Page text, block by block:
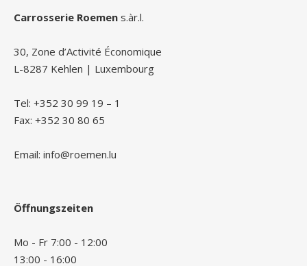
Carrosserie Roemen s.àr.l.
30, Zone d’Activité Économique
L-8287 Kehlen | Luxembourg
Tel: +352 30 99 19 – 1
Fax: +352 30 80 65
Email: info@roemen.lu
Öffnungszeiten
Mo - Fr 7:00 - 12:00
13:00 - 16:00